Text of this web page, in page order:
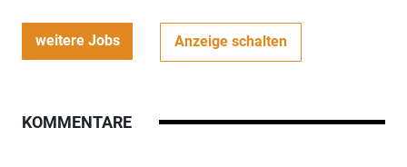
weitere Jobs Anzeige schalten
KOMMENTARE